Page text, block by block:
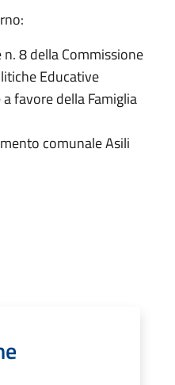
8 della Commissione
Educative
favore della Famiglia
comunale Asili